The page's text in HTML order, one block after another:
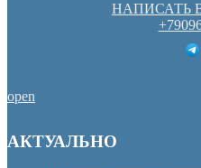
НАПИСАТЬ
open
АКТУАЛЬНО